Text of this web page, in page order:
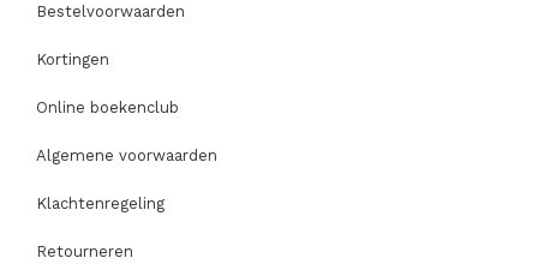
Bestelvoorwaarden
Kortingen
Online boekenclub
Algemene voorwaarden
Klachtenregeling
Retourneren